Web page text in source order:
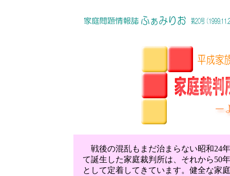
戦後の混乱もまだ治まらない昭和24
て誕生した家庭裁判所は、それから50
として定着してきています。健全な家